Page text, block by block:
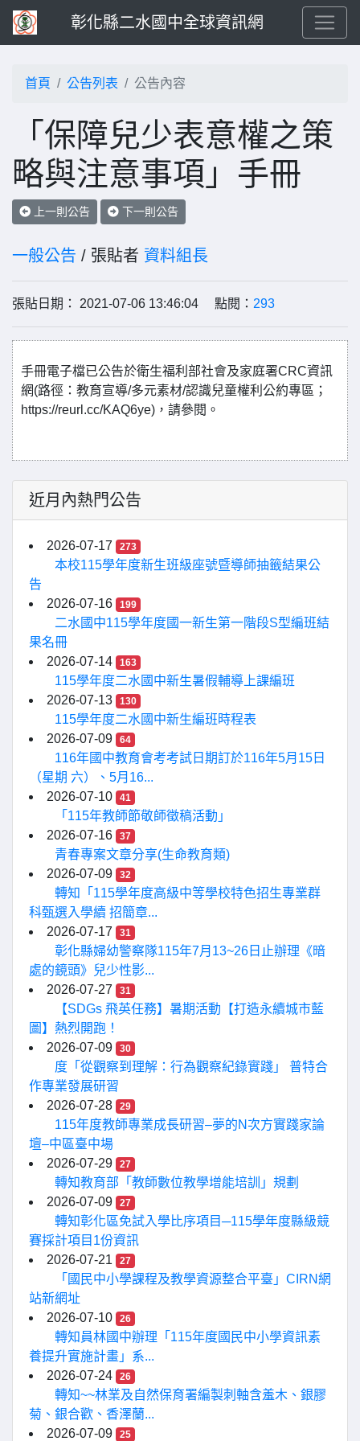
彰化縣二水國中全球資訊網
首頁 公告列表 公告內容
「保障兒少表意權之策
略與注意事項」手冊
上一則公告 下一則公告
一般公告 / 張貼者 資料組長
張貼日期： 2021-07-06 13:46:04 點閱： 293
手冊電子檔已公告於衛生福利部社會及家庭署CRC資訊
網(路徑：教育宣導/多元素材/認識兒童權利公約專區；
https://reurl.cc/KAQ6ye)，請參閱。
近月內熱門公告
2026-07-17 273
本校115學年度新生班級座號暨導師抽籤結果公
告
2026-07-16
199
二水國中115學年度國一新生第一階段S型編班結
果名冊
2026-07-14
163
115學年度二水國中新生暑假輔導上課編班
2026-07-13
130
115學年度二水國中新生編班時程表
2026-07-09
64
116年國中教育會考考試日期訂於116年5月15日
（星期 六）、5月16...
2026-07-10
41
「115年教師節敬師徵稿活動」
2026-07-16
37
青春專案文章分享(生命教育類)
2026-07-09
32
轉知「115學年度高級中等學校特色招生專業群
科甄選入學續 招簡章...
2026-07-17
31
彰化縣婦幼警察隊115年7月13~26日止辦理《暗
處的鏡頭》兒少性影...
2026-07-27
31
【SDGs 飛英任務】暑期活動【打造永續城市藍
圖】熱烈開跑！
2026-07-09
30
度「從觀察到理解：行為觀察紀錄實踐」 普特合
作專業發展研習
2026-07-28
29
115年度教師專業成長研習–夢的N次方實踐家論
壇–中區臺中場
2026-07-29
27
轉知教育部「教師數位教學增能培訓」規劃
2026-07-09
27
轉知彰化區免試入學比序項目─115學年度縣級競
賽採計項目1份資訊
2026-07-21
27
「國民中小學課程及教學資源整合平臺」CIRN網
站新網址
2026-07-10
26
轉知員林國中辦理「115年度國民中小學資訊素
養提升實施計畫」系...
2026-07-24
26
轉知~~林業及自然保育署編製刺軸含羞木、銀膠
菊、銀合歡、香澤蘭...
2026-07-09
25